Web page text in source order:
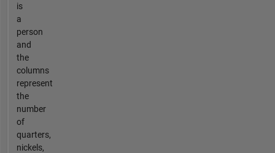
is
a
person
and
the
columns
represent
the
number
of
quarters,
nickels,